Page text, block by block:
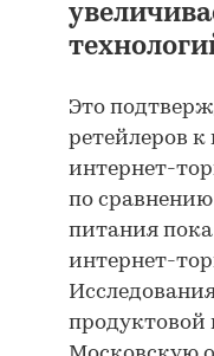
Это
ретейлеров
интернет-
по
питания
интернет-
продуктовой